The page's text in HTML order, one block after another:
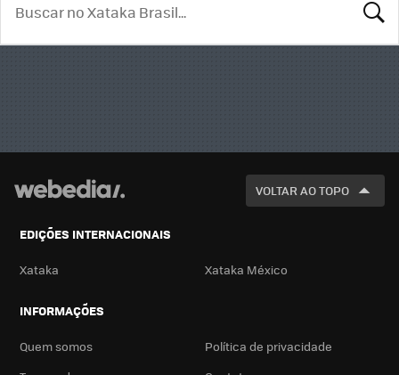
VOLTAR AO TOPO
EDIÇÕES INTERNACIONAIS
Xataka Xataka México
INFORMAÇÕES
Quem somos
Política de privacidade